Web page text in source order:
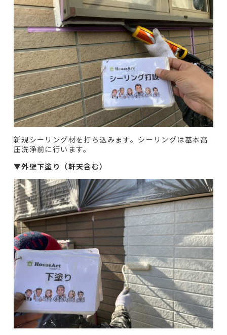
新規シーリング材を打ち込みます。シーリングは基本高
圧洗浄前に行います。
▼外壁下塗り（軒天含む）